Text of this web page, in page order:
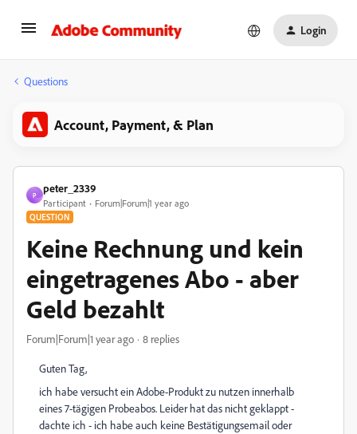
Login
Questions
Account, Payment, & Plan
P
peter_2339
Participant Forum|Forum|1 year ago
QUESTION
Keine Rechnung und kein
eingetragenes Abo - aber
Geld bezahlt
Forum|Forum|1 year ago 8 replies
Guten Tag,
ich habe versucht ein Adobe-Produkt zu nutzen innerhalb
eines 7-tägigen Probeabos. Leider hat das nicht geklappt -
dachte ich - ich habe auch keine Bestätigungsemail oder